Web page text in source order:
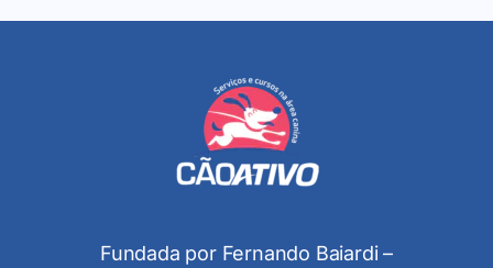
Fundada por Fernando Baiardi –